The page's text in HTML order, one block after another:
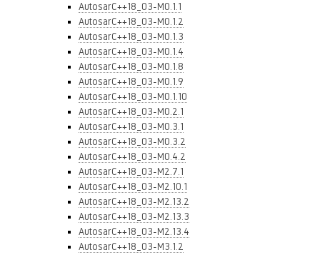
AutosarC++18_03-M0.1.1
AutosarC++18_03-M0.1.2
AutosarC++18_03-M0.1.3
AutosarC++18_03-M0.1.4
AutosarC++18_03-M0.1.8
AutosarC++18_03-M0.1.9
AutosarC++18_03-M0.1.10
AutosarC++18_03-M0.2.1
AutosarC++18_03-M0.3.1
AutosarC++18_03-M0.3.2
AutosarC++18_03-M0.4.2
AutosarC++18_03-M2.7.1
AutosarC++18_03-M2.10.1
AutosarC++18_03-M2.13.2
AutosarC++18_03-M2.13.3
AutosarC++18_03-M2.13.4
AutosarC++18_03-M3.1.2